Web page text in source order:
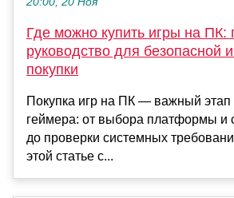
Где можно купить игры на ПК:
руководство для безопасной
покупки
Покупка игр на ПК — важный этап
геймера: от выбора платформы и
до проверки системных
этой статье с...